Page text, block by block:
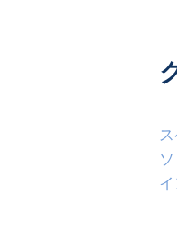
and process my